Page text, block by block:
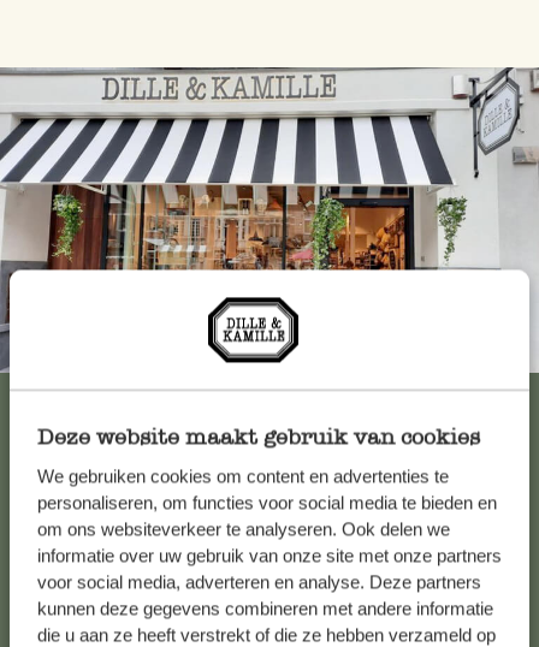
Deze website maakt gebruik van cookies
We gebruiken cookies om content en advertenties te
personaliseren, om functies voor social media te bieden en
om ons websiteverkeer te analyseren. Ook delen we
informatie over uw gebruik van onze site met onze partners
voor social media, adverteren en analyse. Deze partners
kunnen deze gegevens combineren met andere informatie
die u aan ze heeft verstrekt of die ze hebben verzameld op
Immer in der Nähe
Kundenservice/Hilfe
Falls Sie Fragen haben oder Tipps und Hilfe brauchen, wenden
Sie sich bitte an unseren Kundenservice. Oder lesen Sie hier
die Antworten auf häufig gestellte Fragen